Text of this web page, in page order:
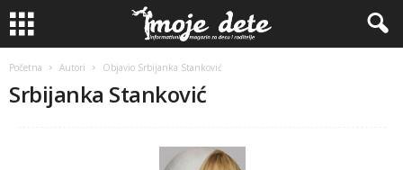
Početna Autori Objavio Srbijanka Stanković
Srbijanka Stanković